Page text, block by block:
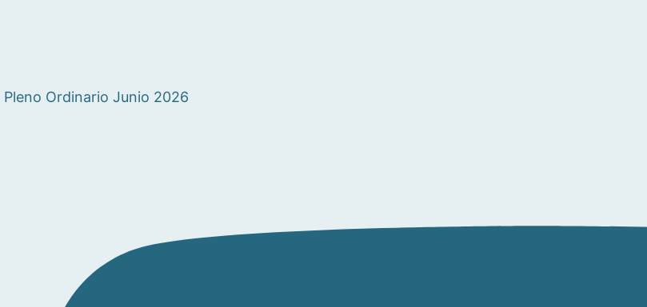
Pleno Ordinario Junio 2026